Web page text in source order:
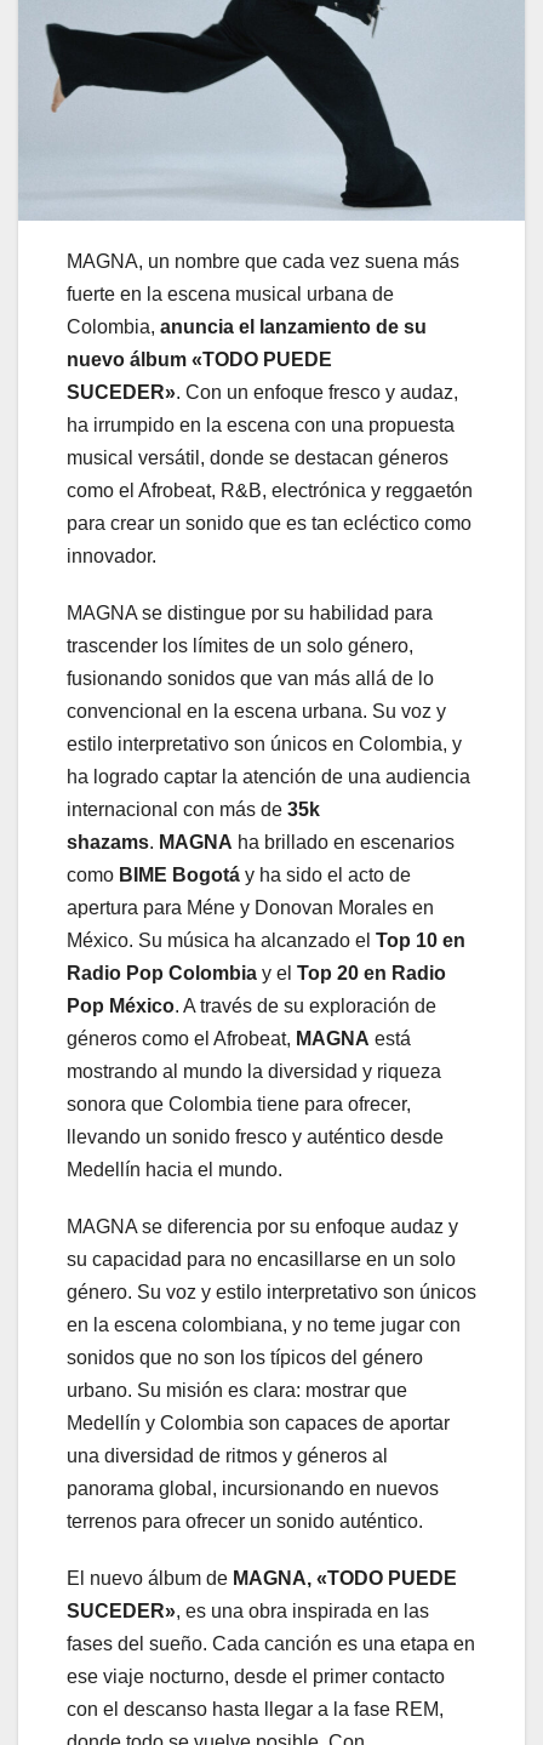
MAGNA, un nombre que cada vez suena más
fuerte en la escena musical urbana de
Colombia, anuncia el lanzamiento de su
nuevo álbum «TODO PUEDE
SUCEDER». Con un enfoque fresco y audaz,
ha irrumpido en la escena con una propuesta
musical versátil, donde se destacan géneros
como el Afrobeat, R&B, electrónica y reggaetón
para crear un sonido que es tan ecléctico como
innovador.
MAGNA se distingue por su habilidad para
trascender los límites de un solo género,
fusionando sonidos que van más allá de lo
convencional en la escena urbana. Su voz y
estilo interpretativo son únicos en Colombia, y
ha logrado captar la atención de una audiencia
internacional con más de 35k
shazams. MAGNA ha brillado en escenarios
como BIME Bogotá y ha sido el acto de
apertura para Méne y Donovan Morales en
México. Su música ha alcanzado el Top 10 en
Radio Pop Colombia y el Top 20 en Radio
Pop México. A través de su exploración de
géneros como el Afrobeat, MAGNA está
mostrando al mundo la diversidad y riqueza
sonora que Colombia tiene para ofrecer,
llevando un sonido fresco y auténtico desde
Medellín hacia el mundo.
MAGNA se diferencia por su enfoque audaz y
su capacidad para no encasillarse en un solo
género. Su voz y estilo interpretativo son únicos
en la escena colombiana, y no teme jugar con
sonidos que no son los típicos del género
urbano. Su misión es clara: mostrar que
Medellín y Colombia son capaces de aportar
una diversidad de ritmos y géneros al
panorama global, incursionando en nuevos
terrenos para ofrecer un sonido auténtico.
El nuevo álbum de MAGNA, «TODO PUEDE
SUCEDER», es una obra inspirada en las
fases del sueño. Cada canción es una etapa en
ese viaje nocturno, desde el primer contacto
con el descanso hasta llegar a la fase REM,